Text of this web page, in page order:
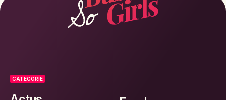
CATEGORIE